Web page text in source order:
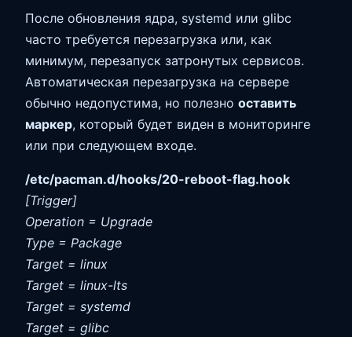
После обновления ядра, systemd или glibc
часто требуется перезагрузка или, как
минимум, перезапуск затронутых сервисов.
Автоматическая перезагрузка на сервере
обычно недопустима, но полезно оставить
маркер, который будет виден в мониторинге
или при следующем входе.
/etc/pacman.d/hooks/20-reboot-flag.hook
[Trigger]
Operation = Upgrade
Type = Package
Target = linux
Target = linux-lts
Target = systemd
Target = glibc